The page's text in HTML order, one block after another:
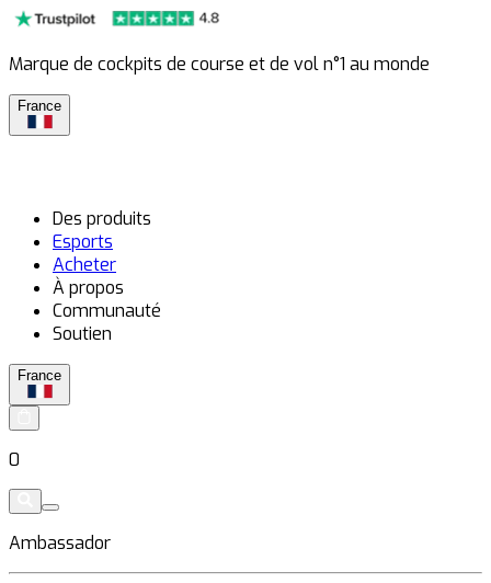
Marque de cockpits de course et de vol n°1 au monde
France
Des produits
Esports
Acheter
À propos
Communauté
Soutien
France
0
Ambassador